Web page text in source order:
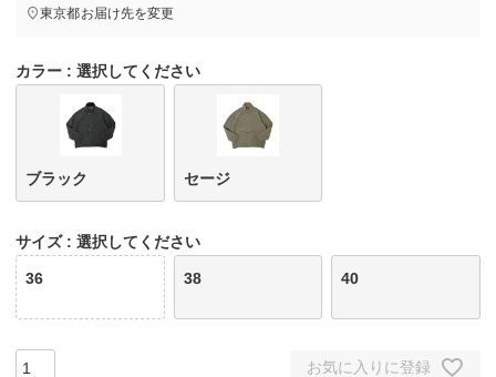
東京都お届け先を変更
カラー 選択してください
ブラック セージ
サイズ 選択してください
36 38 40
お気に入りに登録